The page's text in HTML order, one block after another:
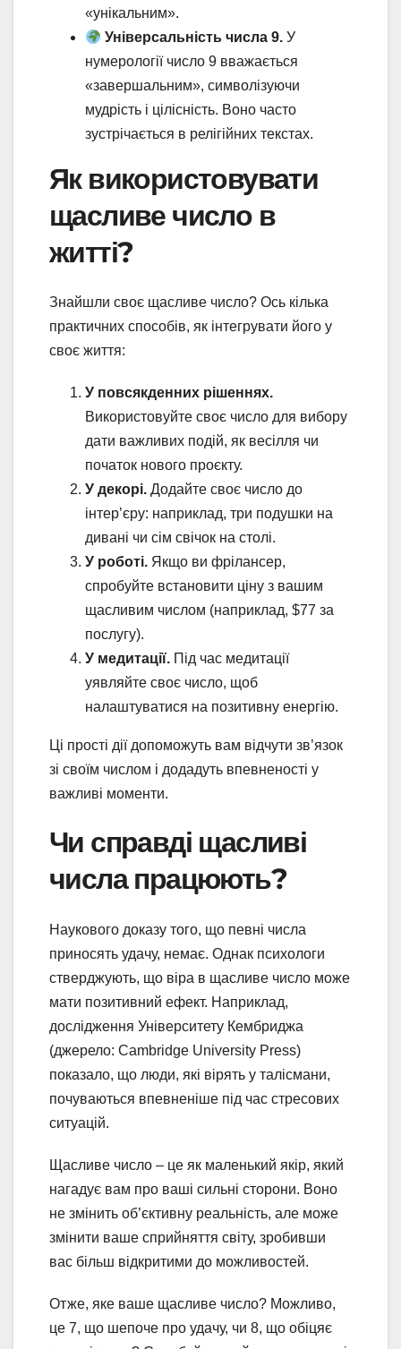
«унікальним».
Універсальність числа 9. У
нумерології число 9 вважається
«завершальним», символізуючи
мудрість і цілісність. Воно часто
зустрічається в релігійних текстах.
Як використовувати
щасливе число в
житті?
Знайшли своє щасливе число? Ось кілька
практичних способів, як інтегрувати його у
своє життя:
У повсякденних рішеннях.
Використовуйте своє число для вибору
дати важливих подій, як весілля чи
початок нового проєкту.
У декорі. Додайте своє число до
інтер’єру: наприклад, три подушки на
дивані чи сім свічок на столі.
У роботі. Якщо ви фрілансер,
спробуйте встановити ціну з вашим
щасливим числом (наприклад, $77 за
послугу).
У медитації. Під час медитації
уявляйте своє число, щоб
налаштуватися на позитивну енергію.
Ці прості дії допоможуть вам відчути зв’язок
зі своїм числом і додадуть впевненості у
важливі моменти.
Чи справді щасливі
числа працюють?
Наукового доказу того, що певні числа
приносять удачу, немає. Однак психологи
стверджують, що віра в щасливе число може
мати позитивний ефект. Наприклад,
дослідження Університету Кембриджа
(джерело: Cambridge University Press)
показало, що люди, які вірять у талісмани,
почуваються впевненіше під час стресових
ситуацій.
Щасливе число – це як маленький якір, який
нагадує вам про ваші сильні сторони. Воно
не змінить об’єктивну реальність, але може
змінити ваше сприйняття світу, зробивши
вас більш відкритими до можливостей.
Отже, яке ваше щасливе число? Можливо,
це 7, що шепоче про удачу, чи 8, що обіцяє